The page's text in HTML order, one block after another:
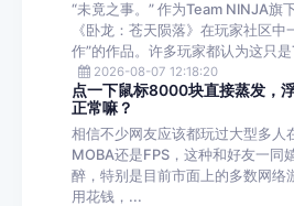
“未竟之事。” 作为Team NINJA旗
《卧龙：苍天陨落》在玩家社区中
作”的作品。许多玩家都认为这只
2026-08-07 12:18:20
点一下鼠标8000块直接蒸发，
正常嘛？
相信不少网友应该都玩过大型多人
MOBA还是FPS，这种和好友一同
醉，特别是目前市面上的多数网络
用花钱，...